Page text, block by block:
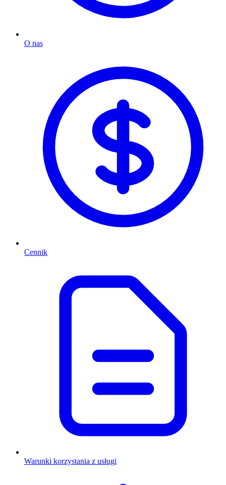
O nas
Cennik
Warunki korzystania z usługi